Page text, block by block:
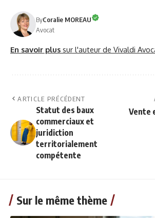
ByCoralie MOREAU
Avocat
En savoir plus sur l'auteur de Vivaldi
ARTICLE PRÉCÉDENT
Statut des baux
commerciaux et
juridiction
territorialement
compétente
Vente
Sur le même thème